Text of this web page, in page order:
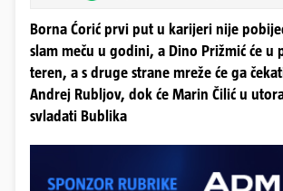
Borna Ćorić prvi put u karijeri nije
slam meču u godini, a Dino Prižmić će u
teren, a s druge strane mreže će ga
Andrej Rubljov, dok će Marin Čilić u
svladati Bublika